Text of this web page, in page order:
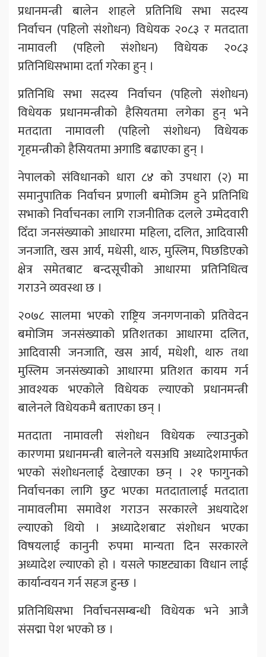
प्रधानमन्त्री बालेन शाहले प्रतिनिधि सभा सदस्य
निर्वाचन (पहिलो संशोधन) विधेयक २०८३ र मतदाता
नामावली (पहिलो संशोधन) विधेयक २०८३
प्रतिनिधिसभामा दर्ता गरेका हुन् ।
प्रतिनिधि सभा सदस्य निर्वाचन (पहिलो संशोधन)
विधेयक प्रधानमन्त्रीको हैसियतमा लगेका हुन् भने
मतदाता नामावली (पहिलो संशोधन) विधेयक
गृहमन्त्रीको हैसियतमा अगाडि बढाएका हुन् ।
नेपालको संविधानको धारा ८४ को उपधारा (२) मा
समानुपातिक निर्वाचन प्रणाली बमोजिम हुने प्रतिनिधि
सभाको निर्वाचनका लागि राजनीतिक दलले उम्मेदवारी
दिँदा जनसंख्याको आधारमा महिला, दलित, आदिवासी
जनजाति, खस आर्य, मधेसी, थारु, मुस्लिम, पिछडिएको
क्षेत्र समेतबाट बन्दसूचीको आधारमा प्रतिनिधित्व
गराउने व्यवस्था छ ।
२०७८ सालमा भएको राष्ट्रिय जनगणनाको प्रतिवेदन
बमोजिम जनसंख्याको प्रतिशतका आधारमा दलित,
आदिवासी जनजाति, खस आर्य, मधेशी, थारु तथा
मुस्लिम जनसंख्याको आधारमा प्रतिशत कायम गर्न
आवश्यक भएकोले विधेयक ल्याएको प्रधानमन्त्री
बालेनले विधेयकमै बताएका छन् ।
मतदाता नामावली संशोधन विधेयक ल्याउनुको
कारणमा प्रधानमन्त्री बालेनले यसअघि अध्यादेशमार्फत
भएको संशोधनलाई देखाएका छन् । २१ फागुनको
निर्वाचनका लागि छुट भएका मतदातालाई मतदाता
नामावलीमा समावेश गराउन सरकारले अधयादेश
ल्याएको थियो । अध्यादेशबाट संशोधन भएका
विषयलाई कानुनी रुपमा मान्यता दिन सरकारले
अध्यादेश ल्याएको हो । यसले फाष्टट्याका विधान लाई
कार्यान्वयन गर्न सहज हुन्छ ।
प्रतिनिधिसभा निर्वाचनसम्बन्धी विधेयक भने आजै
संसद्मा पेश भएको छ ।